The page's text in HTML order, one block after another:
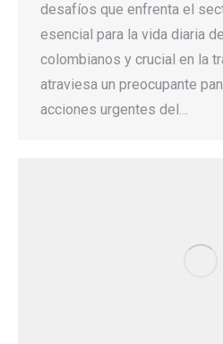
desafíos que enfrenta el
esencial para la vida diaria
colombianos y crucial en la
atraviesa un preocupante
acciones urgentes del…